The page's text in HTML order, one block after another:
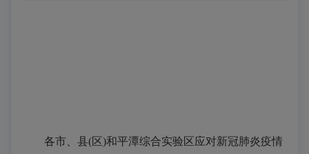
各市、县(区)和平潭综合实验区应对新冠肺炎疫情